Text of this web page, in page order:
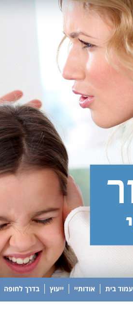
בדרך לחופה ייעוץ אודותיי עמוד בית